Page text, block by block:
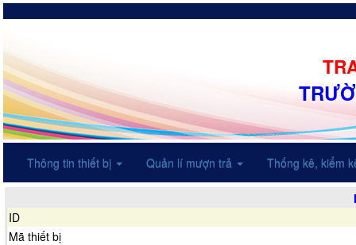
Thông tin thiết bị Quản lí mượn trả Thống kê, kiểm
ID
Mã thiết bị